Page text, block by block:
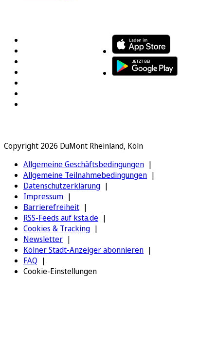
Copyright 2026 DuMont Rheinland, Köln
Allgemeine Geschäftsbedingungen
Allgemeine Teilnahmebedingungen
Datenschutzerklärung
Impressum
Barrierefreiheit
RSS-Feeds auf ksta.de
Cookies & Tracking
Newsletter
Kölner Stadt-Anzeiger abonnieren
FAQ
Cookie-Einstellungen